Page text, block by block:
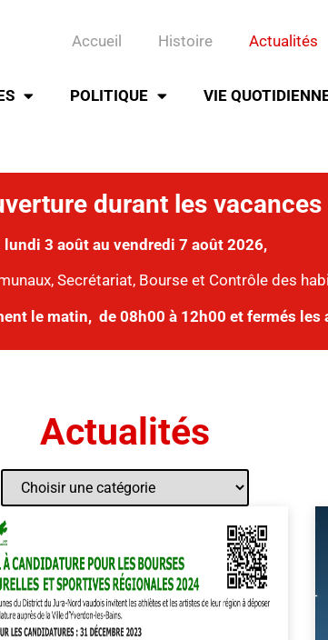
Accueil Histoire Actualités
POLITIQUE VIE
durant les vacances
lundi 3 août au vendredi 7 août 2026,
Secrétariat, Bourse et Contrôle des
le matin, de 08h00 à 12h00 et fermés les
Actualités